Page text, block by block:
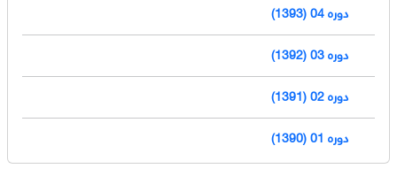
دوره 04 (1393)
دوره 03 (1392)
دوره 02 (1391)
دوره 01 (1390)